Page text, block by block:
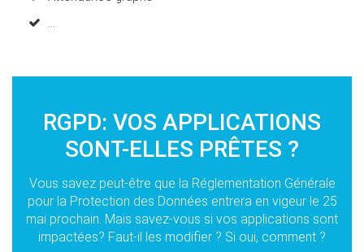
...
RGPD: VOS APPLICATIONS
SONT-ELLES PRÊTES ?
Vous savez peut-être que la Réglementation Générale
pour la Protection des Données entrera en vigeur le 25
mai prochain. Mais savez-vous si vos applications sont
impactées? Faut-il les modifier ? Si oui, comment ?